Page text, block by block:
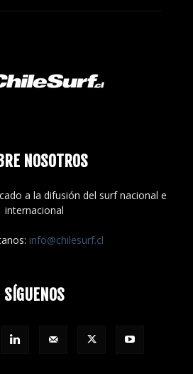
NOSOTROS
a la difusión del surf nacional e
internacional
info@chilesurf.cl
SÍGUENOS